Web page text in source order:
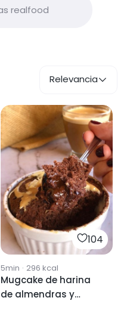
Relevancia
104
5min · 296 kcal
Mugcake de harina
de almendras y